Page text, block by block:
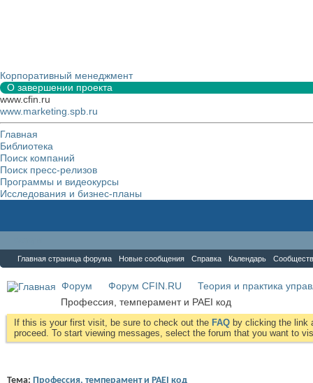
Корпоративный менеджмент
О завершении проекта
www.cfin.ru
www.marketing.spb.ru
Главная
Библиотека
Поиск компаний
Поиск пресс-релизов
Программы и видеокурсы
Исследования и бизнес-планы
Главная страница форума Новые сообщения Справка Календарь
Форум Форум CFIN.RU
Теория и практика
Профессия, темперамент и PAEI код
If this is your first visit, be sure to check out the FAQ by clicking the link
proceed. To start viewing messages, select the forum that you want to
Тема: Профессия, темперамент и PAEI код